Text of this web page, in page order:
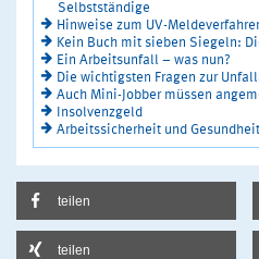
Selbstständige
Hinweise zum UV-
Kein Buch mit sieben Siegeln:
Ein Arbeitsunfall – was nun?
Die wichtigsten Fragen zur
Auch Mini-Jobber müssen
Insolvenzgeld
Arbeitssicherheit und
teilen
teilen